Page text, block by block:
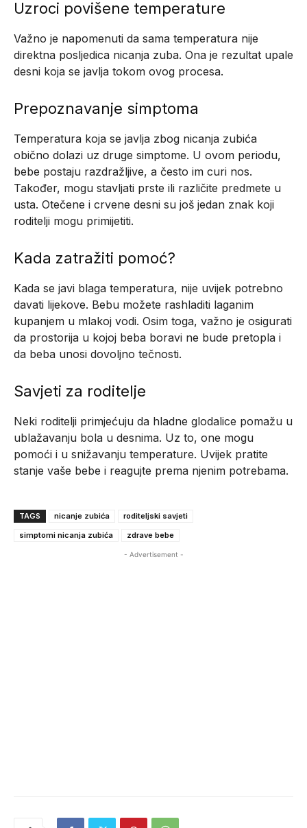
Uzroci povišene temperature
Važno je napomenuti da sama temperatura nije
direktna posljedica nicanja zuba. Ona je rezultat upale
desni koja se javlja tokom ovog procesa.
Prepoznavanje simptoma
Temperatura koja se javlja zbog nicanja zubića
obično dolazi uz druge simptome. U ovom periodu,
bebe postaju razdražljive, a često im curi nos.
Također, mogu stavljati prste ili različite predmete u
usta. Otečene i crvene desni su još jedan znak koji
roditelji mogu primijetiti.
Kada zatražiti pomoć?
Kada se javi blaga temperatura, nije uvijek potrebno
davati lijekove. Bebu možete rashladiti laganim
kupanjem u mlakoj vodi. Osim toga, važno je osigurati
da prostorija u kojoj beba boravi ne bude pretopla i
da beba unosi dovoljno tečnosti.
Savjeti za roditelje
Neki roditelji primjećuju da hladne glodalice pomažu u
ublažavanju bola u desnima. Uz to, one mogu
pomoći i u snižavanju temperature. Uvijek pratite
stanje vaše bebe i reagujte prema njenim potrebama.
TAGS nicanje zubića
roditeljski savjeti
simptomi nicanja zubića
zdrave bebe
- Advertisement -